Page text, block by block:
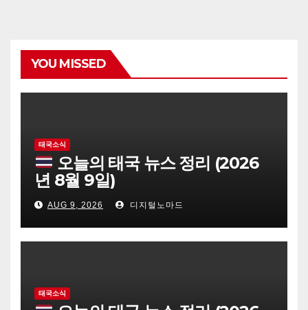
YOU MISSED
태국소식
오늘의 태국 뉴스 정리 (2026
년 8월 9일)
AUG 9, 2026 디지털노마드
태국소식